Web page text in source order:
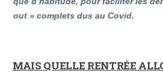
out » complets dus au Covid.
MAIS QUELLE RENTRÉE